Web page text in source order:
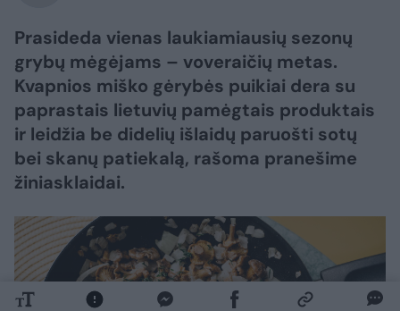
Prasideda vienas laukiamiausių sezonų
grybų mėgėjams – voveraičių metas.
Kvapnios miško gėrybės puikiai dera su
paprastais lietuvių pamėgtais produktais
ir leidžia be didelių išlaidų paruošti sotų
bei skanų patiekalą, rašoma pranešime
žiniasklaidai.